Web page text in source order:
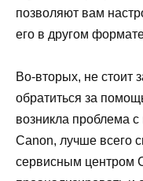
позволяют вам
его в другом
Во-вторых, не стоит
обратиться за
возникла проблема
Canon, лучше всего
сервисным центром